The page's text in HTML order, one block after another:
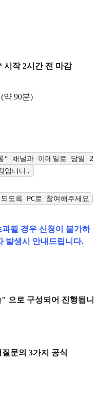
시작 2시간 전 마감
(약 90분)
" 채널과 이메일로 당일 2
입니다.
도록 PC로 참여해주세요
과될 경우 신청이 불가하
발생시 안내드립니다.
으로 구성되어 진행됩니
문의 3가지 공식